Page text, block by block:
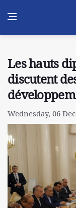
Les hauts
discutent
Wednesday, 06